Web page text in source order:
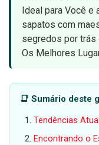
Ideal para Você e
sapatos com
segredos por trás
Os Melhores
📑 Sumário deste
Tendências
Encontrando o